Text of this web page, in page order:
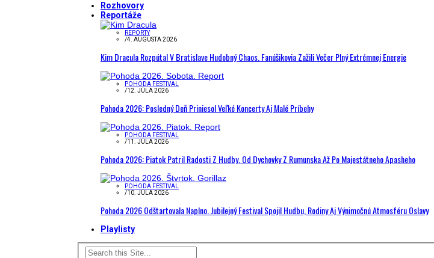
Rozhovory
Reportáže
REPORTY
/4. AUGUSTA 2026
Kim Dracula Rozpútal V Bratislave Hudobný Chaos. Fanúšikovia Zažili Večer Plný Extrémnej Energie
POHODA FESTIVAL
/12. JÚLA 2026
Pohoda 2026: Posledný Deň Priniesol Veľké Koncerty Aj Malé Príbehy
POHODA FESTIVAL
/11. JÚLA 2026
Pohoda 2026: Piatok Patril Radosti Z Hudby. Od Dychovky Z Rumunska Až Po Majestátneho Apasheho
POHODA FESTIVAL
/10. JÚLA 2026
Pohoda 2026 Odštartovala Naplno. Jubilejný Festival Spojil Hudbu, Rodiny Aj Výnimočnú Atmosféru Oslavy
Playlisty